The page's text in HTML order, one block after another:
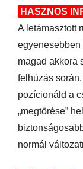
HASZNOS
A letámasztott
egyenesebben
magad akkora
felhúzás
pozícionáld a
„megtörése”
normál